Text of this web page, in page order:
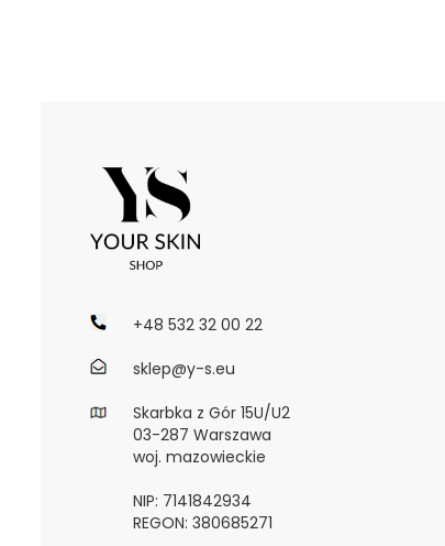
+48 532 32 00 22
sklep@y-s.eu
Skarbka z Gór 15U/U2
03-287 Warszawa
woj. mazowieckie
NIP: 7141842934
REGON: 380685271